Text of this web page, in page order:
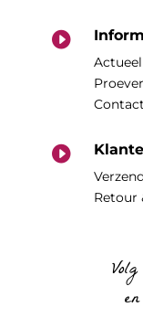

Actueel
Contact

Retour